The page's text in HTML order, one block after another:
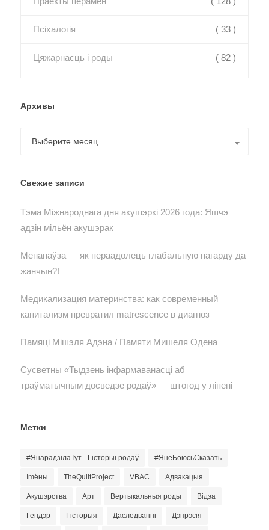
Псіхалогія ( 33 )
Цяжарнасць і роды ( 82 )
Архивы
Выберите месяц
Свежие записи
Тэма Міжнароднага дня акушэркі 2026 года: Яшчэ
адзін мільён акушэрак
Менапаўза — як пераадолець глабальную пагарду да
жанчын?!
Медикализация материнства: как современный
капитализм превратил matrescence в диагноз
Памяці Мішэля Адэна / Памяти Мишеля Одена
Сусветны «Тыдзень інфармаванасці аб
траўматычным досведзе родаў» — штогод у ліпені
Метки
#ЯнарадзілаТут - Гісторыі родаў #ЯнеБоюсьСказать
Imёны TheQuiltProject VBAC Адвакацыя
Акушэрства Арт Вертыкальныя роды Відэа
Гендэр Гісторыя Даследванні Дэпрэсія